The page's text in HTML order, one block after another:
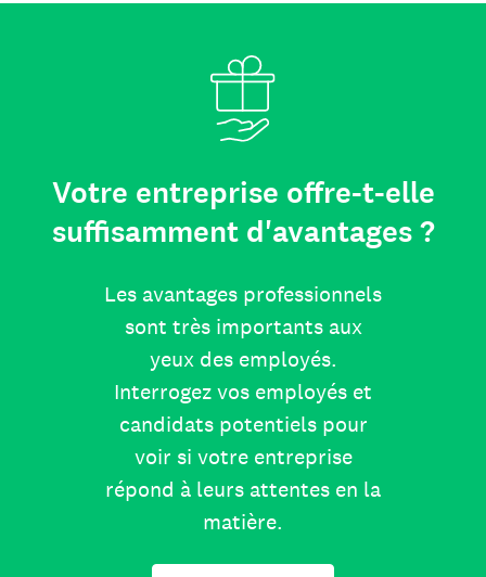
Votre entreprise offre-t-elle
suffisamment d'avantages ?
Les avantages professionnels
sont très importants aux
yeux des employés.
Interrogez vos employés et
candidats potentiels pour
voir si votre entreprise
répond à leurs attentes en la
matière.